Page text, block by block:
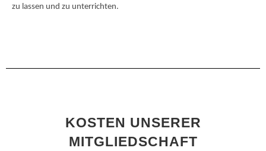
zu lassen und zu unterrichten.
KOSTEN UNSERER
MITGLIEDSCHAFT